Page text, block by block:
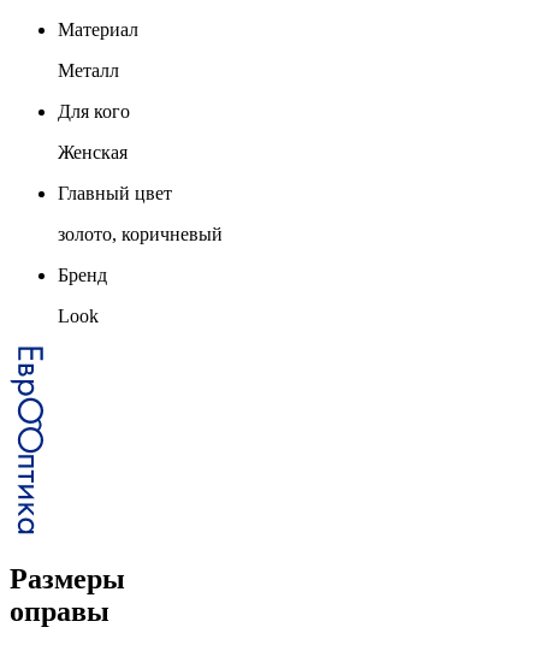
Материал
Металл
Для кого
Женская
Главный цвет
золото, коричневый
Бренд
Look
Размеры
оправы